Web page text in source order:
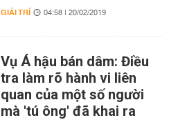
GIẢI TRÍ 04:58 | 20/02/2019
Vụ Á hậu bán dâm: Điều
tra làm rõ hành vi liên
quan của một số người
mà 'tú ông' đã khai ra